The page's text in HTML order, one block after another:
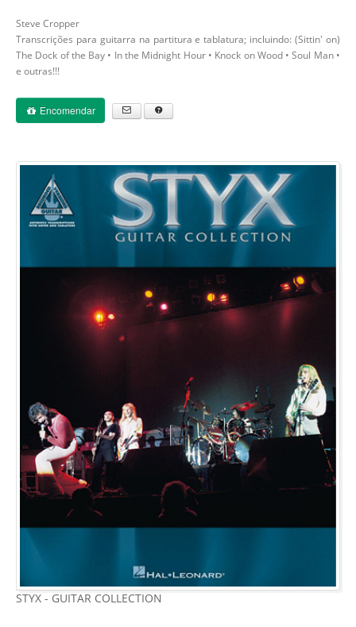
Steve Cropper
Transcrições para guitarra na partitura e tablatura; incluindo: (Sittin' on)
The Dock of the Bay • In the Midnight Hour • Knock on Wood • Soul Man •
e outras!!!
Encomendar
STYX - GUITAR COLLECTION